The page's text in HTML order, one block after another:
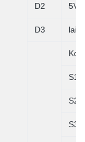
D2
D3
S1
S2
S3